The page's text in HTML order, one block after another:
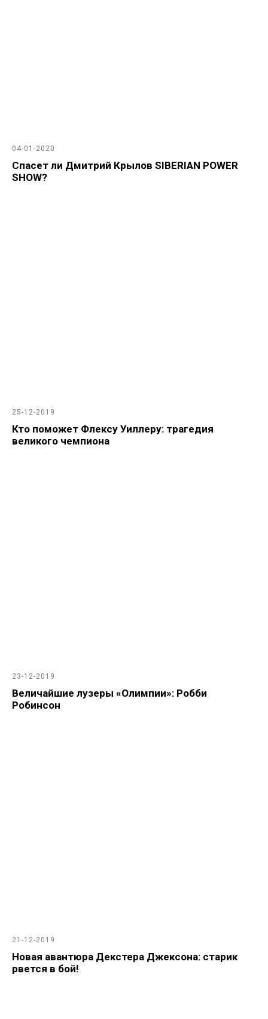
04-01-2020
Спасет ли Дмитрий Крылов SIBERIAN POWER
SHOW?
25-12-2019
Кто поможет Флексу Уиллеру: трагедия
великого чемпиона
23-12-2019
Величайшие лузеры «Олимпии»: Робби
Робинсон
21-12-2019
Новая авантюра Декстера Джексона: старик
рвется в бой!